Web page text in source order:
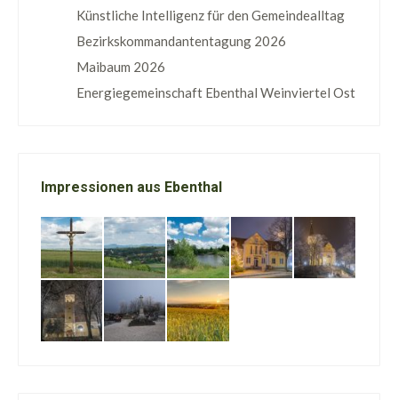
Künstliche Intelligenz für den Gemeindealltag
Bezirkskommandantentagung 2026
Maibaum 2026
Energiegemeinschaft Ebenthal Weinviertel Ost
Impressionen aus Ebenthal